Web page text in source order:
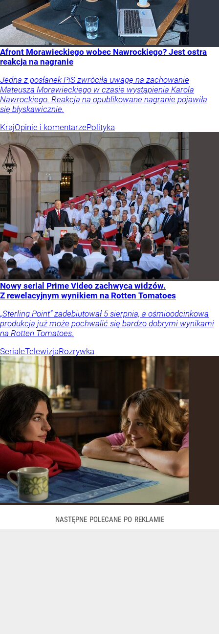
Afront Morawieckiego wobec Nawrockiego? Jest ostra
reakcja na nagranie
Jedna z posłanek PiS zwróciła uwagę na zachowanie
Mateusza Morawieckiego w czasie wystąpienia Karola
Nawrockiego. Reakcja na opublikowane nagranie pojawiła
się błyskawicznie.
KrajOpinie i komentarzePolityka
Nowy serial Prime Video zachwyca widzów.
Z rewelacyjnym wynikiem na Rotten Tomatoes
„Sterling Point” zadebiutował 5 sierpnia, a ośmioodcinkowa
produkcja już może pochwalić się bardzo dobrymi wynikami
na Rotten Tomatoes.
SerialeTelewizjaRozrywka